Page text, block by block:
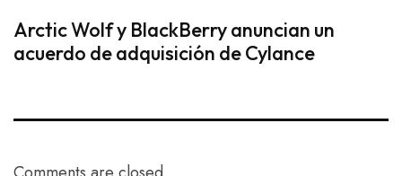
Arctic Wolf y BlackBerry anuncian un
acuerdo de adquisición de Cylance